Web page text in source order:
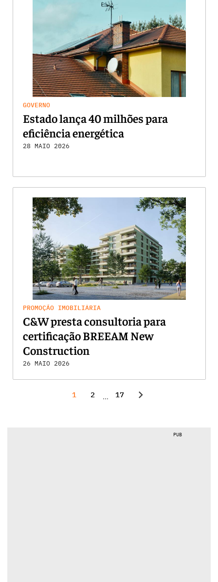
GOVERNO
Estado lança 40 milhões para
eficiência energética
28 MAIO 2026
PROMOÇÃO IMOBILIÁRIA
C&W presta consultoria para
certificação BREEAM New
Construction
26 MAIO 2026
1 2 ... 17 chevron_right
PUB